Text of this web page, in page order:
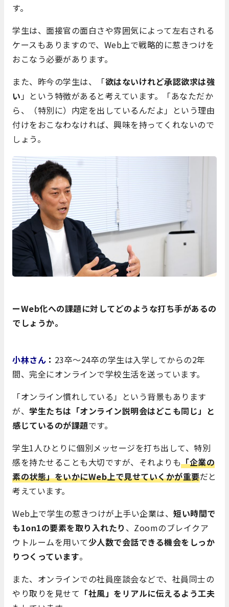
す。
学生は、面接官の面白さや雰囲気によって左右される
ケースもありますので、Web上で戦略的に惹きつけを
おこなう必要があります。
また、昨今の学生は、「欲はないけれど承認欲求は強
い 」という特徴があると考えています。「あなただか
ら、（特別に）内定を出しているんだよ」という理由
付けをおこなわなければ、興味を持ってくれないので
しょう。
ーWeb化への課題に対してどのような打ち手があるの
でしょうか。
小林さん ： 23卒～24卒の学生は入学してからの2年
間、完全にオンラインで学校生活を送っています。
「オンライン慣れしている」という背景もあります
が、 学生たちは「オンライン説明会はどこも同じ」と
感じているのが課題です。
学生1人ひとりに個別メッセージを打ち出して、特別
感を持たせることも大切ですが、それよりも「企業の
素の状態」をいかにWeb上で見せていくかが重要だと
考えています。
Web上で学生の惹きつけが上手い企業は、 短い時間で
も1on1の要素を取り入れたり 、Zoomのブレイクア
ウトルームを用いて少人数で会話できる機会をしっか
りつくっています。
また、オンラインでの社員座談会などで、社員同士の
やり取りを見せて 「社風」をリアルに伝えるよう工夫